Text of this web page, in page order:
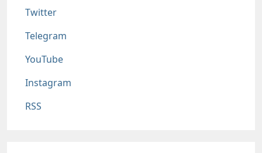
Twitter
Telegram
YouTube
Instagram
RSS